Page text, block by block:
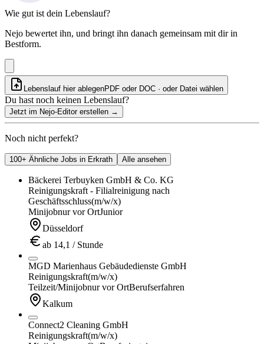
Wie gut ist dein Lebenslauf?
Nejo bewertet ihn, und bringt ihn danach gemeinsam mit dir in
Bestform.
Lebenslauf hier ablegenPDF oder DOC · oder Datei wählen
Du hast noch keinen Lebenslauf?
Jetzt im Nejo-Editor erstellen →
Noch nicht perfekt?
100+ Ähnliche Jobs in Erkrath Alle ansehen
Bäckerei Terbuyken GmbH & Co. KG
Reinigungskraft - Filialreinigung nach
Geschäftsschluss(m/w/x)
Minijobnur vor OrtJunior
Düsseldorf
ab 14,1 / Stunde
MGD Marienhaus Gebäudedienste GmbH
Reinigungskraft(m/w/x)
Teilzeit/Minijobnur vor OrtBerufserfahren
Kalkum
Connect2 Cleaning GmbH
Reinigungskraft(m/w/x)